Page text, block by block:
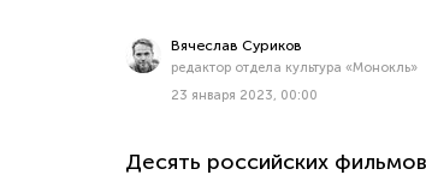
Вячеслав Суриков
редактор отдела культура «Монокль»
23 января 2023, 00:00
Десять российских